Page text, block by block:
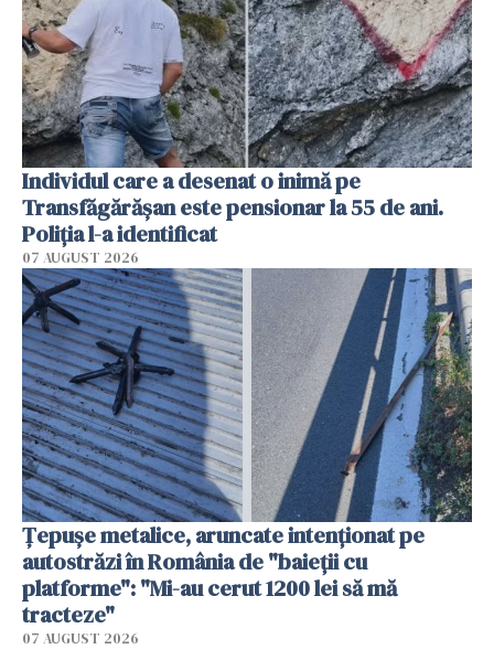
Individul care a desenat o inimă pe
Transfăgărășan este pensionar la 55 de ani.
Poliția l-a identificat
07 AUGUST 2026
Țepușe metalice, aruncate intenționat pe
autostrăzi în România de "baieții cu
platforme": "Mi-au cerut 1200 lei să mă
tracteze"
07 AUGUST 2026